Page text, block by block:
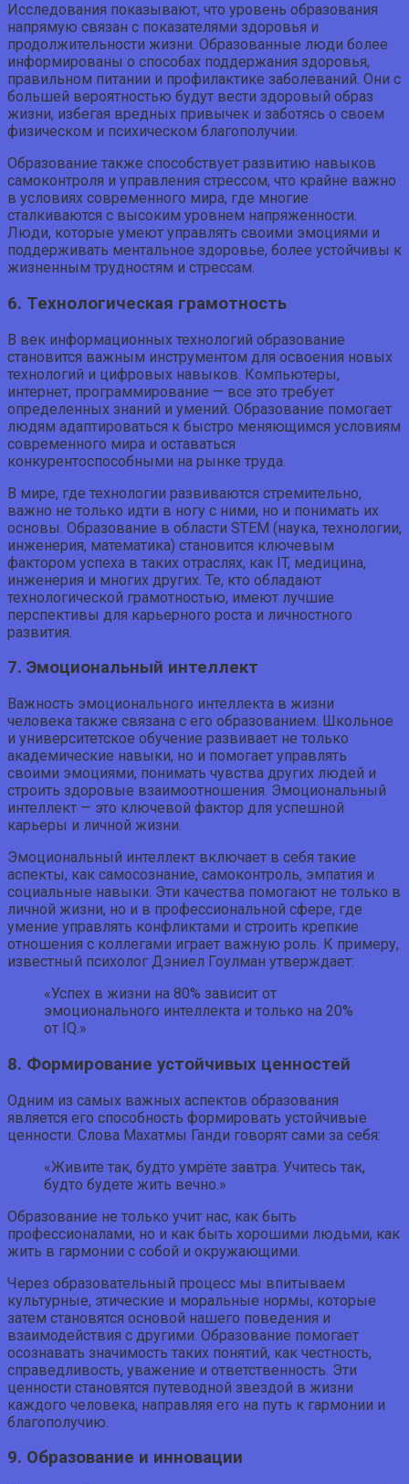
Исследования показывают, что уровень образования
напрямую связан с показателями здоровья и
продолжительности жизни. Образованные люди более
информированы о способах поддержания здоровья,
правильном питании и профилактике заболеваний. Они с
большей вероятностью будут вести здоровый образ
жизни, избегая вредных привычек и заботясь о своем
физическом и психическом благополучии.
Образование также способствует развитию навыков
самоконтроля и управления стрессом, что крайне важно
в условиях современного мира, где многие
сталкиваются с высоким уровнем напряженности.
Люди, которые умеют управлять своими эмоциями и
поддерживать ментальное здоровье, более устойчивы к
жизненным трудностям и стрессам.
6. Технологическая грамотность
В век информационных технологий образование
становится важным инструментом для освоения новых
технологий и цифровых навыков. Компьютеры,
интернет, программирование — все это требует
определенных знаний и умений. Образование помогает
людям адаптироваться к быстро меняющимся условиям
современного мира и оставаться
конкурентоспособными на рынке труда.
В мире, где технологии развиваются стремительно,
важно не только идти в ногу с ними, но и понимать их
основы. Образование в области STEM (наука, технологии,
инженерия, математика) становится ключевым
фактором успеха в таких отраслях, как IT, медицина,
инженерия и многих других. Те, кто обладают
технологической грамотностью, имеют лучшие
перспективы для карьерного роста и личностного
развития.
7. Эмоциональный интеллект
Важность эмоционального интеллекта в жизни
человека также связана с его образованием. Школьное
и университетское обучение развивает не только
академические навыки, но и помогает управлять
своими эмоциями, понимать чувства других людей и
строить здоровые взаимоотношения. Эмоциональный
интеллект — это ключевой фактор для успешной
карьеры и личной жизни.
Эмоциональный интеллект включает в себя такие
аспекты, как самосознание, самоконтроль, эмпатия и
социальные навыки. Эти качества помогают не только в
личной жизни, но и в профессиональной сфере, где
умение управлять конфликтами и строить крепкие
отношения с коллегами играет важную роль. К примеру,
известный психолог Дэниел Гоулман утверждает:
«Успех в жизни на 80% зависит от
эмоционального интеллекта и только на 20%
от IQ.»
8. Формирование устойчивых ценностей
Одним из самых важных аспектов образования
является его способность формировать устойчивые
ценности. Слова Махатмы Ганди говорят сами за себя:
«Живите так, будто умрёте завтра. Учитесь так,
будто будете жить вечно.»
Образование не только учит нас, как быть
профессионалами, но и как быть хорошими людьми, как
жить в гармонии с собой и окружающими.
Через образовательный процесс мы впитываем
культурные, этические и моральные нормы, которые
затем становятся основой нашего поведения и
взаимодействия с другими. Образование помогает
осознавать значимость таких понятий, как честность,
справедливость, уважение и ответственность. Эти
ценности становятся путеводной звездой в жизни
каждого человека, направляя его на путь к гармонии и
благополучию.
9. Образование и инновации